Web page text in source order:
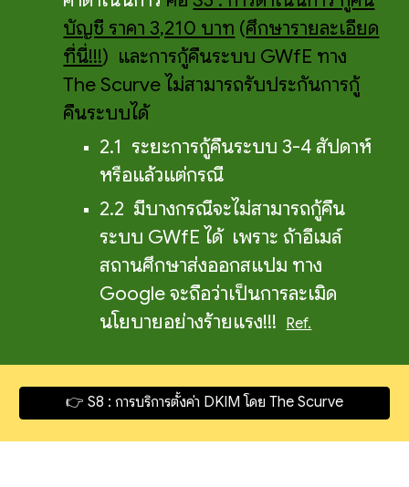
บัญชี ราคา 3,210 บาท (ศึกษารายละเอียด
ที่นี่!!!) และการกู้คืนระบบ GWfE ทาง
The Scurve ไม่สามารถรับประกันการกู้
คืนระบบได้
2.1 ระยะการกู้คืนระบบ 3-4 สัปดาห์
หรือแล้วแต่กรณี
2.2 มีบางกรณีจะไม่สามารถกู้คืน
ระบบ GWfE ได้ เพราะ ถ้าอีเมล์
สถานศึกษาส่งออกสแปม ทาง
Google จะถือว่าเป็นการละเมิด
นโยบายอย่างร้ายแรง!!! Ref.
👉 S8 : การบริการตั้งค่า DKIM โดย The Scurve